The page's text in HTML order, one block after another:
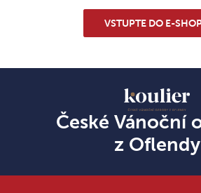
VSTUPTE DO E-
České Vánoční
z Oflendy